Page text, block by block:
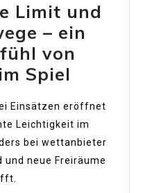
Limit und
– ein
von
Spiel
Limit
und
ohne
Einsätzen eröffnet
Leichtigkeit im
bei wettanbieter
neue Freiräume